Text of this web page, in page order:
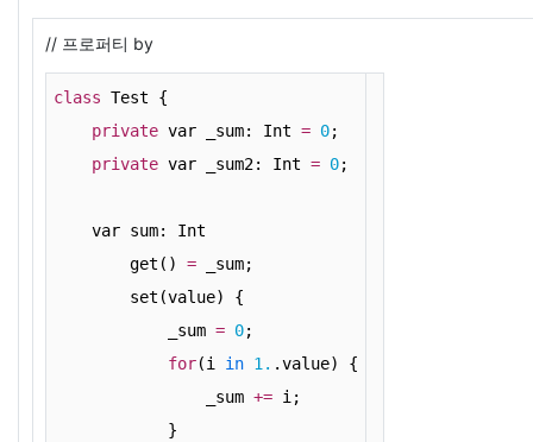
// 프로퍼티 by
class Test {
private var _sum: Int = 0;
private var _sum2: Int = 0;
var sum: Int
get() = _sum;
set(value) {
_sum = 0;
for(i in 1. .value) {
_sum += i;
}